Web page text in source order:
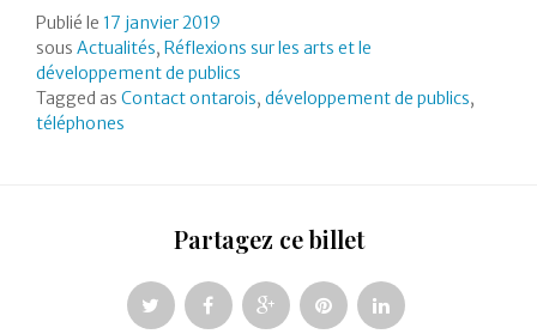
Publié le 17 janvier 2019
sous Actualités, Réflexions sur les arts et le
développement de publics
Tagged as Contact ontarois, développement de publics,
téléphones
Partagez ce billet